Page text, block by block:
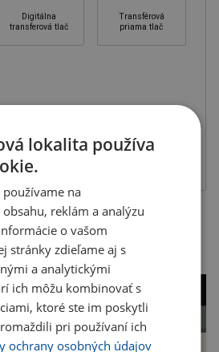
Digitálna
transferová tlač
Transférová
priama tlač
úzky okrúhly výstrih v rebrovanom
štítok, prateľné na 40 °, možno sušiť v
prstencová bavlna, single jersey,
viskóza
lokalita používa
na
reklám a analýzu
o vašom
stránky zdieľame aj s
a analytickými
ich môžu kombinovať s
ktoré ste im poskytli
pri používaní ich
ochrany osobných údajov